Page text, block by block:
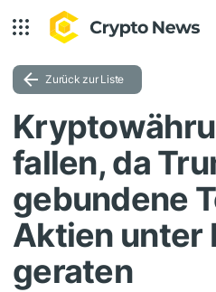
Zurück zur Liste
fallen, da
gebundene
Aktien unter
geraten